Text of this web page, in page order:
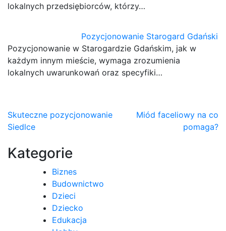
lokalnych przedsiębiorców, którzy…
Pozycjonowanie Starogard Gdański
Pozycjonowanie w Starogardzie Gdańskim, jak w
każdym innym mieście, wymaga zrozumienia
lokalnych uwarunkowań oraz specyfiki…
Nawigacja
wpisu
Skuteczne pozycjonowanie
Siedlce
Miód faceliowy na co
pomaga?
Kategorie
Biznes
Budownictwo
Dzieci
Dziecko
Edukacja